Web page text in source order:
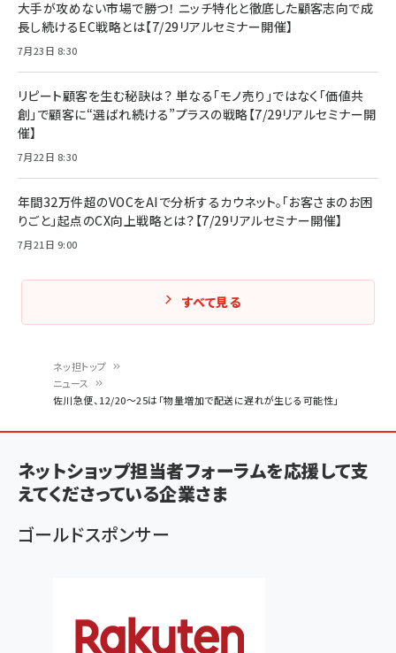
ン
く
ず
ネッ担トップ
ニュース
佐川急便、12/20～25は「物量増加で配送に遅れが生じる可能性」
大手が攻めない市場で勝つ！ ニッチ特化と徹底した顧客志向で成
長し続けるEC戦略とは【7/29リアルセミナー開催】
7月23日 8:30
リピート顧客を生む秘訣は？ 単なる「モノ売り」ではなく「価値共
創」で顧客に“選ばれ続ける”プラスの戦略【7/29リアルセミナー開
催】
7月22日 8:30
年間32万件超のVOCをAIで分析するカウネット。「お客さまのお困
りごと」起点のCX向上戦略とは？【7/29リアルセミナー開催】
7月21日 9:00
すべて見る
ネットショップ担当者フォーラムを応援して支
えてくださっている企業さま
ゴールドスポンサー